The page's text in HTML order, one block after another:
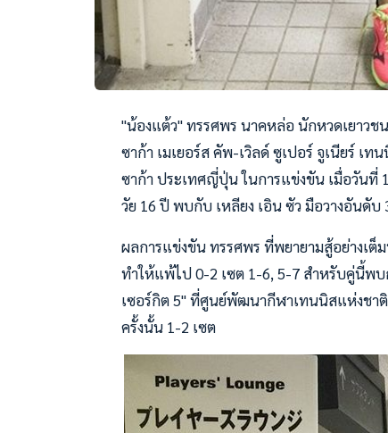
"น้องแต้ว" ทรรศพร นาคหล่อ นักหวดเยาวช
ซาก้า เมเยอร์ส คัพ-เวิลด์ ซูเปอร์ จูเนียร์ เ
ซาก้า ประเทศญี่ปุ่น ในการแข่งขัน เมื่อวันที่
วัย 16 ปี พบกับ เหลียง เอิน ซัว มือวางอันดับ
ผลการแข่งขัน ทรรศพร ที่พยายามสู้อย่างเต็
ทำให้แพ้ไป 0-2 เซต 1-6, 5-7 สำหรับคู่นี้พ
เซอร์กิต 5" ที่ศูนย์พัฒนากีฬาเทนนิสแห่งชา
ครั้งนั้น 1-2 เซต